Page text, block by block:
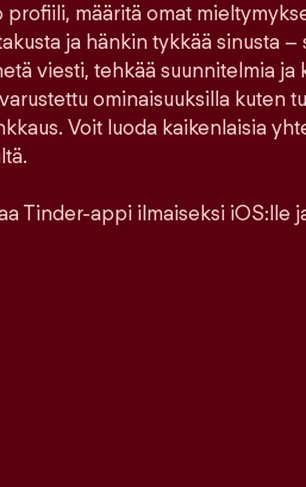
profiili, määritä omat
ja hänkin tykkää sinusta
viesti, tehkää suunnitelmia
ominaisuuksilla kuten
Voit luoda kaikenlaisia
Tinder-appi ilmaiseksi iOS:lle